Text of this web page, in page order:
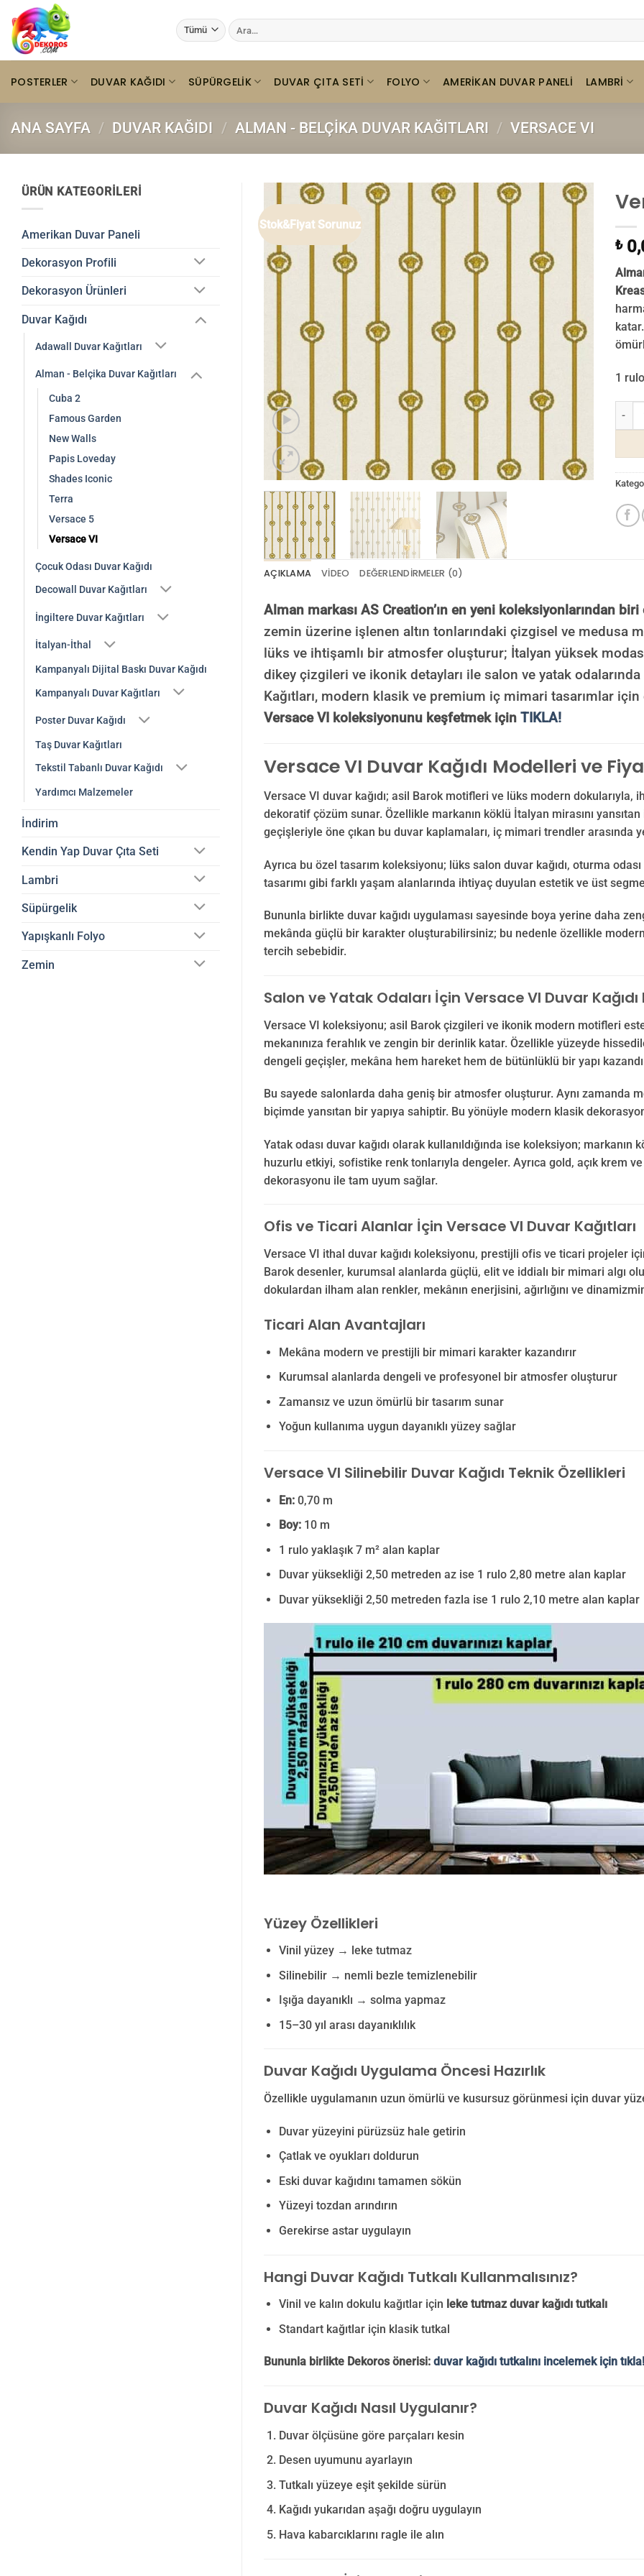
İçeriğe
atla
Ara:
POSTERLER DUVAR KAĞIDI SÜPÜRGELIK DUVAR ÇITA SETI FOLYO AMERIKAN DUVAR PANELI LAMBRI
ANA SAYFA / DUVAR KAĞIDI / ALMAN - BELÇIKA DUVAR KAĞITLARI / VERSACE VI
ÜRÜN KATEGORILERI
Amerikan Duvar Paneli
Dekorasyon Profili
Dekorasyon Ürünleri
Duvar Kağıdı
Adawall Duvar Kağıtları
Alman - Belçika Duvar Kağıtları
Cuba 2
Famous Garden
New Walls
Papis Loveday
Shades Iconic
Terra
Versace 5
Versace VI
Çocuk Odası Duvar Kağıdı
Decowall Duvar Kağıtları
İngiltere Duvar Kağıtları
İtalyan-İthal
Kampanyalı Dijital Baskı Duvar Kağıdı
Kampanyalı Duvar Kağıtları
Poster Duvar Kağıdı
Taş Duvar Kağıtları
Tekstil Tabanlı Duvar Kağıdı
Yardımcı Malzemeler
İndirim
Kendin Yap Duvar Çıta Seti
Lambri
Süpürgelik
Yapışkanlı Folyo
Zemin
Stok&Fiyat Sorunuz
₺
1
AÇIKLAMA VIDEO DEĞERLENDIRMELER (0)
Alman markası AS Creation’ın en yeni koleksiyonlarından
zemin üzerine işlenen altın tonlarındaki çizgisel ve medusa
lüks ve ihtişamlı bir atmosfer oluşturur; İtalyan yüksek
dikey çizgileri ve ikonik detayları ile salon ve yatak
Kağıtları, modern klasik ve premium iç mimari tasarımlar
Versace VI koleksiyonunu keşfetmek için TIKLA!
Versace VI Duvar Kağıdı Modelleri ve
Versace VI duvar kağıdı; asil Barok motifleri ve lüks modern
dekoratif çözüm sunar. Özellikle markanın köklü İtalyan mirasını yansıtan
geçişleriyle öne çıkan bu duvar kaplamaları, iç mimari trendler arasında
Ayrıca bu özel tasarım koleksiyonu; lüks salon duvar kağıdı, oturma
tasarımı gibi farklı yaşam alanlarında ihtiyaç duyulan estetik ve üst
Bununla birlikte duvar kağıdı uygulaması sayesinde boya yerine daha
mekânda güçlü bir karakter oluşturabilirsiniz; bu nedenle özellikle
tercih sebebidir.
Salon ve Yatak Odaları İçin Versace VI Duvar Kağıdı
Versace VI koleksiyonu; asil Barok çizgileri ve ikonik modern motifleri
mekanınıza ferahlık ve zengin bir derinlik katar. Özellikle yüzeyde
dengeli geçişler, mekâna hem hareket hem de bütünlüklü bir yapı
Bu sayede salonlarda daha geniş bir atmosfer oluşturur. Aynı zamanda
biçimde yansıtan bir yapıya sahiptir. Bu yönüyle modern klasik
Yatak odası duvar kağıdı olarak kullanıldığında ise koleksiyon;
huzurlu etkiyi, sofistike renk tonlarıyla dengeler. Ayrıca gold, açık krem
dekorasyonu ile tam uyum sağlar.
Ofis ve Ticari Alanlar İçin Versace VI Duvar Kağıtları
Versace VI ithal duvar kağıdı koleksiyonu, prestijli ofis ve ticari projeler
Barok desenler, kurumsal alanlarda güçlü, elit ve iddialı bir mimari algı
dokulardan ilham alan renkler, mekânın enerjisini, ağırlığını ve
Ticari Alan Avantajları
Mekâna modern ve prestijli bir mimari karakter kazandırır
Kurumsal alanlarda dengeli ve profesyonel bir atmosfer oluşturur
Zamansız ve uzun ömürlü bir tasarım sunar
Yoğun kullanıma uygun dayanıklı yüzey sağlar
Versace VI Silinebilir Duvar Kağıdı Teknik Özellikleri
En:0,70 m
Boy:10 m
1 rulo yaklaşık 7 m² alan kaplar
Duvar yüksekliği 2,50 metreden az ise 1 rulo 2,80 metre alan kaplar
Duvar yüksekliği 2,50 metreden fazla ise 1 rulo 2,10 metre alan kaplar
Yüzey Özellikleri
Vinil yüzey → leke tutmaz
Silinebilir → nemli bezle temizlenebilir
Işığa dayanıklı → solma yapmaz
15–30 yıl arası dayanıklılık
Duvar Kağıdı Uygulama Öncesi Hazırlık
Özellikle uygulamanın uzun ömürlü ve kusursuz görünmesi için duvar
Duvar yüzeyini pürüzsüz hale getirin
Çatlak ve oyukları doldurun
Eski duvar kağıdını tamamen sökün
Yüzeyi tozdan arındırın
Gerekirse astar uygulayın
Hangi Duvar Kağıdı Tutkalı Kullanmalısınız?
Vinil ve kalın dokulu kağıtlar için leke tutmaz duvar kağıdı tutkalı
Standart kağıtlar için klasik tutkal
Bununla birlikte Dekoros önerisi: duvar kağıdı tutkalını incelemek için tıkla!
Duvar Kağıdı Nasıl Uygulanır?
Duvar ölçüsüne göre parçaları kesin
Desen uyumunu ayarlayın
Tutkalı yüzeye eşit şekilde sürün
Kağıdı yukarıdan aşağı doğru uygulayın
Hava kabarcıklarını ragle ile alın